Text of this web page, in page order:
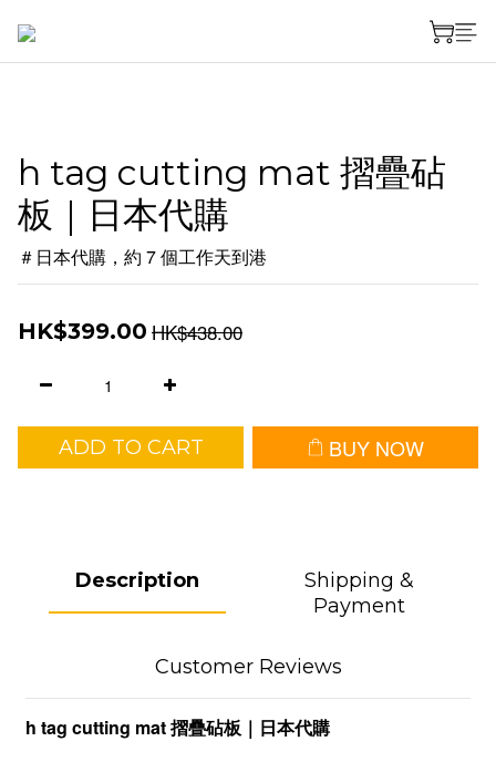
h tag cutting mat 摺疊砧
板｜日本代購
＃日本代購，約 7 個工作天到港
HK$399.00 HK$438.00
ADD TO CART BUY NOW
Description
Shipping &
Payment
Customer Reviews
h tag cutting mat 摺疊砧板｜日本代購